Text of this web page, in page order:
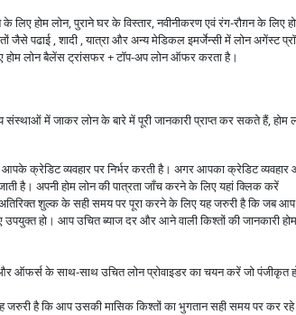
लिए होम लोन, पुराने घर के विस्तार, नवीनीकरण एवं रंग-रौग़न के
पढाई , शादी , यात्रा और अन्य मेडिकल इमर्जेन्सी में लोन अगेंस्ट
लोन बैलेंस ट्रांसफर + टॉप-अप लोन ऑफर करता है।
संस्थाओं में जाकर लोन के बारे में पूरी जानकारी प्राप्त कर सकते हैं,
आपके क्रेडिट व्यवहार पर निर्भर करती है। अगर आपका क्रेडिट
है। अपनी होम लोन की पात्रता जाँच करने के लिए यहां क्लिक करें
अतिरिक्त शुल्क के सही समय पर पूरा करने के लिए यह जरुरी है कि जब
हो। आप उचित ब्याज दर और आने वाली किश्तों की जानकारी
ऑफर्स के साथ-साथ उचित लोन प्रोवाइडर का चयन करें जो पंजीकृत
है कि आप उसकी मासिक किश्तों का भुगतान सही समय पर कर रहे